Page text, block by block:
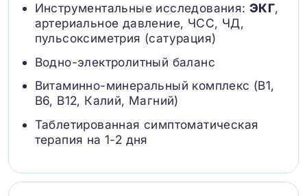
Инструментальные исследования: ЭКГ,
артериальное давление, ЧСС, ЧД,
пульсоксиметрия (сатурация)
Водно-электролитный баланс
Витаминно-минеральный комплекс (B1,
B6, В12, Калий, Магний)
Таблетированная симптоматическая
терапия на 1-2 дня